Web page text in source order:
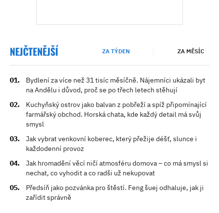
NEJČTENĚJŠÍ ZA TÝDEN ZA MĚSÍC
Bydlení za více než 31 tisíc měsíčně. Nájemníci ukázali byt
na Andělu i důvod, proč se po třech letech stěhují
Kuchyňský ostrov jako balvan z pobřeží a spíž připomínající
farmářský obchod. Horská chata, kde každý detail má svůj
smysl
Jak vybrat venkovní koberec, který přežije déšť, slunce i
každodenní provoz
Jak hromadění věcí ničí atmosféru domova – co má smysl si
nechat, co vyhodit a co radši už nekupovat
Předsíň jako pozvánka pro štěstí. Feng šuej odhaluje, jak ji
zařídit správně